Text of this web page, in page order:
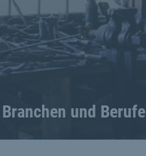
Branchen und Berufe